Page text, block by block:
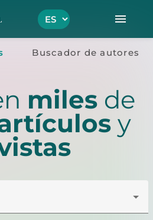
menu
Buscador de autores
miles de
y